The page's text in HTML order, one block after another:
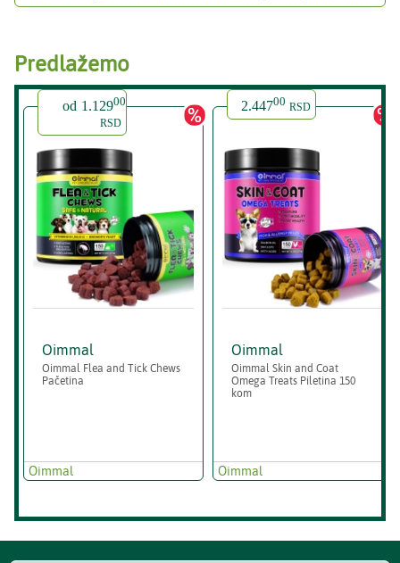
Predlažemo
od 1.12900
RSD
Oimmal
Oimmal Flea and Tick Chews
Pačetina
Oimmal
2.44700 RSD
Oimmal
Oimmal Skin and Coat
Omega Treats Piletina 150
kom
Oimmal